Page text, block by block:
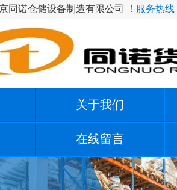
同诺仓储设备制造有限公司 ！ 服务热线
关于我们
在线留言